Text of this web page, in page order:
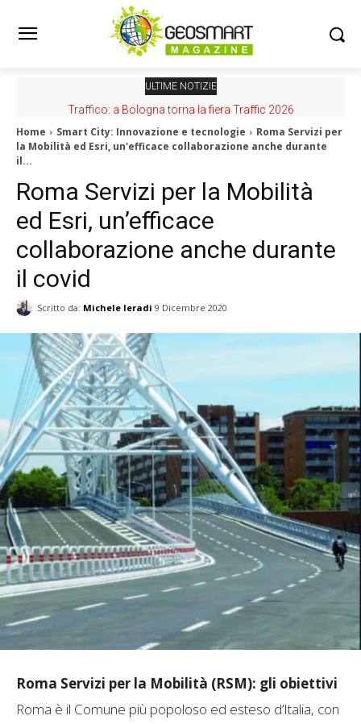
ULTIME NOTIZIE
Traffico: a Bologna torna la fiera Traffic 2026
Nuovo GeoPortale AGEA, per scaricare ortofoto ad alta
Home Smart City: Innovazione e tecnologie
Roma Servizi per
la Mobilità ed Esri, un'efficace collaborazione anche durante
il...
Roma Servizi per la Mobilità
ed Esri, un’efficace
collaborazione anche durante
il covid
Scritto da: Michele Ieradi 9 Dicembre 2020
Roma Servizi per la Mobilità (RSM): gli obiettivi
Roma è il Comune più popoloso ed esteso d’Italia, con